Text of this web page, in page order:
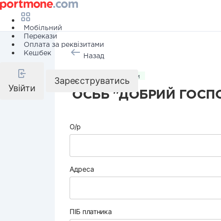
Мобільний
Перекази
Оплата за реквізитами
Кешбек
Увійти
Зареєструватись
Назад
Комунальні послуги
ОСББ "ДОБРИЙ
О/р
Адреса
ПІБ платника